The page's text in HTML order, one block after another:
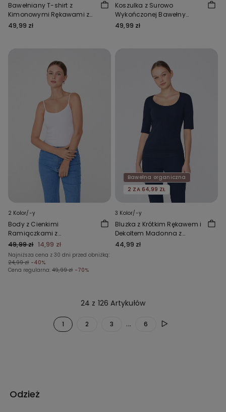
Bawełniany T-shirt z
Kimonowymi Rękawami z
Mankietami
49,99 zł
Koszulka z Surowo
Wykończonej Bawełny
Organicznej
49,99 zł
2 Kolor/-y
Body z Cienkimi
Ramiączkami z
Prążkowanej Bawełny
49,99 zł 14,99 zł
Najniższa cena z 30 dni przed obniżką:
24,99 zł -40%
Cena regularna: 49,99 zł -70%
Bawełna organiczna
2 ZA 64,99 ZŁ
3 Kolor/-y
Bluzka z Krótkim Rękawem i
Dekoltem Madonna z
Bawełny Organicznej
44,99 zł
24 z 126 Artykułów
1 2 3 ... 6
Odzież